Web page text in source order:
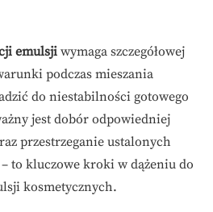
emulsjiwymaga szczegółowej
podczas mieszania
do niestabilności gotowego
jest dobór odpowiedniej
przestrzeganie ustalonych
to kluczowe kroki w dążeniu do
kosmetycznych.